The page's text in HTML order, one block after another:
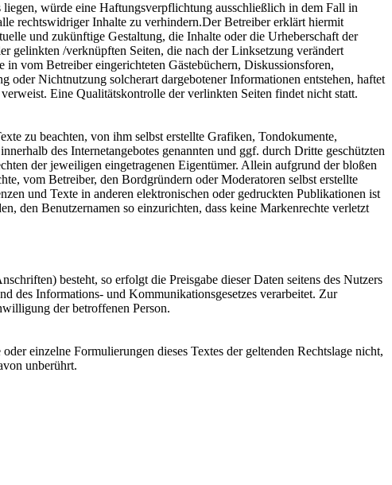
würde eine Haftungsverpflichtung ausschließlich in dem Fall in
rechtswidriger Inhalte zu verhindern.Der Betreiber erklärt hiermit
und zukünftige Gestaltung, die Inhalte oder die Urheberschaft der
gelinkten /verknüpften Seiten, die nach der Linksetzung verändert
vom Betreiber eingerichteten Gästebüchern, Diskussionsforen,
Nichtnutzung solcherart dargebotener Informationen entstehen, haftet
Eine Qualitätskontrolle der verlinkten Seiten findet nicht statt.
zu beachten, von ihm selbst erstellte Grafiken, Tondokumente,
des Internetangebotes genannten und ggf. durch Dritte geschützten
der jeweiligen eingetragenen Eigentümer. Allein aufgrund der bloßen
vom Betreiber, den Bordgründern oder Moderatoren selbst erstellte
und Texte in anderen elektronischen oder gedruckten Publikationen ist
den Benutzernamen so einzurichten, dass keine Markenrechte verletzt
besteht, so erfolgt die Preisgabe dieser Daten seitens des Nutzers
des Informations- und Kommunikationsgesetzes verarbeitet. Zur
der betroffenen Person.
einzelne Formulierungen dieses Textes der geltenden Rechtslage nicht,
unberührt.